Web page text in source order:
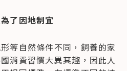
了因地制宜
等自然條件不同，飼養的家
消費習慣大異其趣，因此人